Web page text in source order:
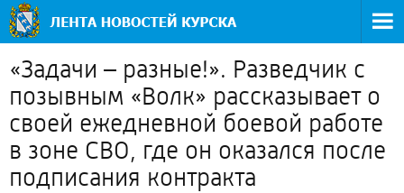
«Задачи – разные!». Разведчик с
позывным «Волк» рассказывает о
своей ежедневной боевой работе
в зоне СВО, где он оказался после
подписания контракта